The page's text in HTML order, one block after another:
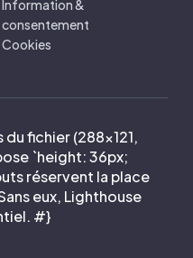
Information &
consentement
Cookies
fichier (288×121,
`height: 36px;
réservent la place
eux, Lighthouse
#}